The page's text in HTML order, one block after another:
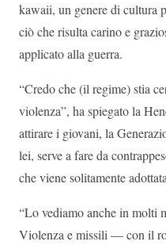
kawaii, un genere di cultura
ciò che risulta carino e
applicato alla guerra.
“Credo che (il regime) stia
violenza”, ha spiegato la
attirare i giovani, la
lei, serve a fare da
che viene solitamente
“Lo vediamo anche in molti
Violenza e missili — con il